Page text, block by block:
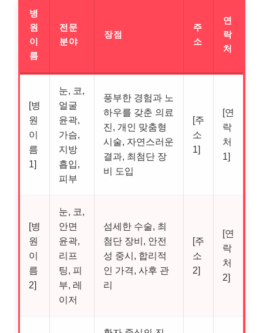
병
원
이
름
전문
분야
장점
주
소
연
락
처
[병
원
이
름
1]
눈, 코,
얼굴
윤곽,
가슴,
지방
흡입,
피부
풍부한 경험과 노
하우를 갖춘 의료
진, 개인 맞춤형
시술, 자연스러운
결과, 최첨단 장
비 도입
[주
소
1]
[연
락
처
1]
[병
원
이
름
2]
눈, 코,
안면
윤곽,
리프
팅, 피
부, 레
이저
섬세한 수술, 최
첨단 장비, 안전
성 중시, 합리적
인 가격, 사후 관
리
[주
소
2]
[연
락
처
2]